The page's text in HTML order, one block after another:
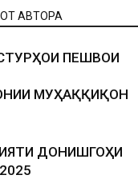
АВТОРА
ПЕШВОИ
МУҲАҚҚИҚОН
ДОНИШГОҲИ